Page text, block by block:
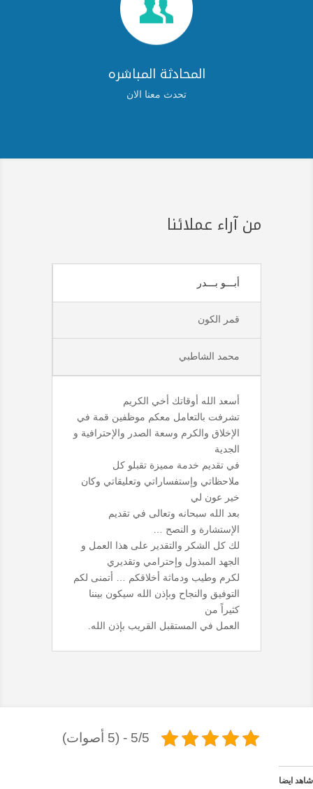

المحادثة المباشره
تحدث معنا الان
من آراء عملائنا
أبـــو بـــدر
قمر الكون
محمد الشاطبي
أسعد الله أوقاتك أخي الكريم
تشرفت بالتعامل معكم موظفين قمة في
الإخلاق والكرم وسعة الصدر والإحترافية و
الجدية
في تقديم خدمة مميزة تقبلو كل
ملاحظاتي وإستفساراتي وتعليقاتي وكان
خير عون لي
بعد الله سبحانه وتعالى في تقديم
الإستشارة و النصح …
لك كل الشكر والتقدير على هذا العمل و
الجهد المبذول وإحترامي وتقديري
لكرم وطيب ودماثة أخلاقكم … أتمنى لكم
التوفيق والنجاح وبإذن الله سيكون بيننا
كثيراً من
العمل في المستقبل القريب بإذن الله.
5/5 - (5 أصوات)
شاهد ايضا